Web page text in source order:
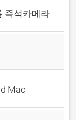
즉석카메라
Mac